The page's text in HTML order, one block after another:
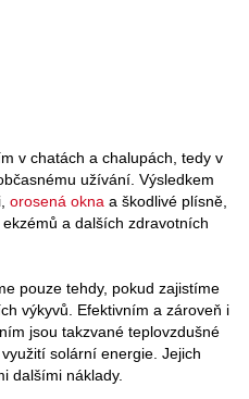
v chatách a chalupách, tedy v
užívání. Výsledkem
orosená okna a škodlivé plísně,
a dalších zdravotních
pouze tehdy, pokud zajistíme
výkyvů. Efektivním a zároveň i
jsou takzvané teplovzdušné
solární energie. Jejich
dalšími náklady.